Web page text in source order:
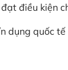
điều kiện
dụng quốc